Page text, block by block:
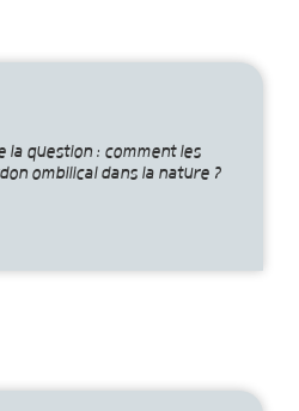
la question : comment les
ombilical dans la nature ?